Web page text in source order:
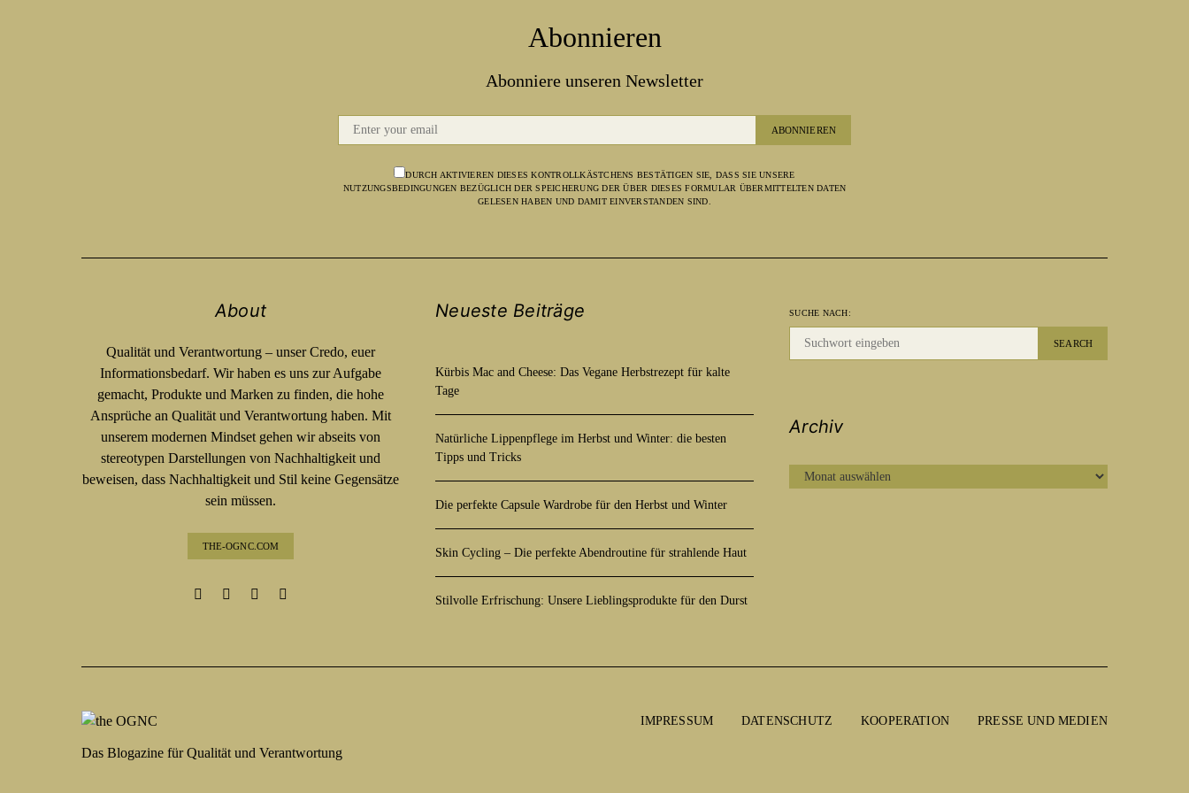
Abonnieren
Abonniere unseren Newsletter
ABONNIEREN
DURCH AKTIVIEREN DIESES KONTROLLKÄSTCHENS BESTÄTIGEN SIE, DASS SIE UNSERE
NUTZUNGSBEDINGUNGEN BEZÜGLICH DER SPEICHERUNG DER ÜBER DIESES FORMULAR ÜBERMITTELTEN DATEN
GELESEN HABEN UND DAMIT EINVERSTANDEN SIND.
About
Qualität und Verantwortung – unser Credo, euer
Informationsbedarf. Wir haben es uns zur Aufgabe
gemacht, Produkte und Marken zu finden, die hohe
Ansprüche an Qualität und Verantwortung haben. Mit
unserem modernen Mindset gehen wir abseits von
stereotypen Darstellungen von Nachhaltigkeit und
beweisen, dass Nachhaltigkeit und Stil keine Gegensätze
sein müssen.
THE-OGNC.COM
Neueste Beiträge
Kürbis Mac and Cheese: Das Vegane Herbstrezept für kalte
Tage
Natürliche Lippenpflege im Herbst und Winter: die besten
Tipps und Tricks
Die perfekte Capsule Wardrobe für den Herbst und Winter
Skin Cycling – Die perfekte Abendroutine für strahlende Haut
Stilvolle Erfrischung: Unsere Lieblingsprodukte für den Durst
SUCHE NACH:
SEARCH
Archiv
ARCHIV
IMPRESSUM DATENSCHUTZ KOOPERATION PRESSE UND MEDIEN
Das Blogazine für Qualität und Verantwortung